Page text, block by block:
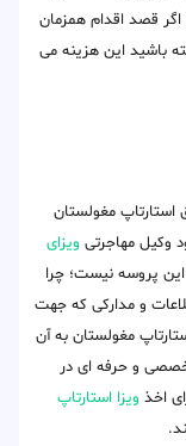
قصد اقدام همزمان
باشید این هزینه می
مغولستان
وکیل مهاجرتی ویزای
این پروسه نیست؛ چرا
و مدارکی که جهت
مغولستان به آن
تخصصی و حرفه ای در
اخذ ویزا استارتاپ